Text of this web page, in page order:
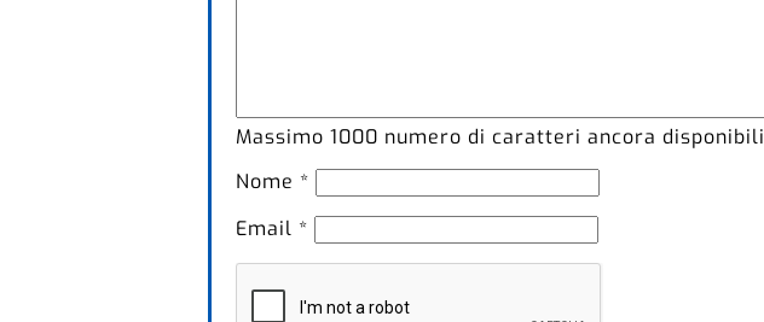
Massimo 1000 numero di caratteri ancora disponibili
Nome *
Email *